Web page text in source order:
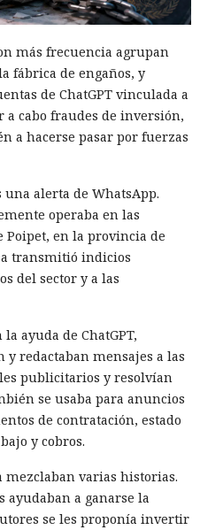
más frecuencia agrupan
fábrica de engaños, y
de ChatGPT vinculada a
a cabo fraudes de inversión,
a hacerse pasar por fuerzas
alerta de WhatsApp.
operaba en las
en la provincia de
transmitió indicios
del sector y a las
ayuda de ChatGPT,
redactaban mensajes a las
publicitarios y resolvían
se usaba para anuncios
de contratación, estado
y cobros.
mezclaban varias historias.
ayudaban a ganarse la
se les proponía invertir